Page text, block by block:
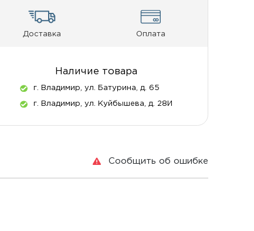
Доставка Оплата
Наличие товара
г. Владимир, ул. Батурина, д. 65
г. Владимир, ул. Куйбышева, д. 28И
Сообщить об ошибке